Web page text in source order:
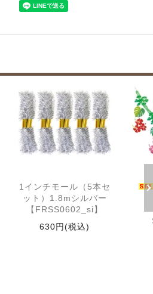
1インチモール（5本セ
ット）1.8mシルバー
【FRSS0602_si】
630円(税込)